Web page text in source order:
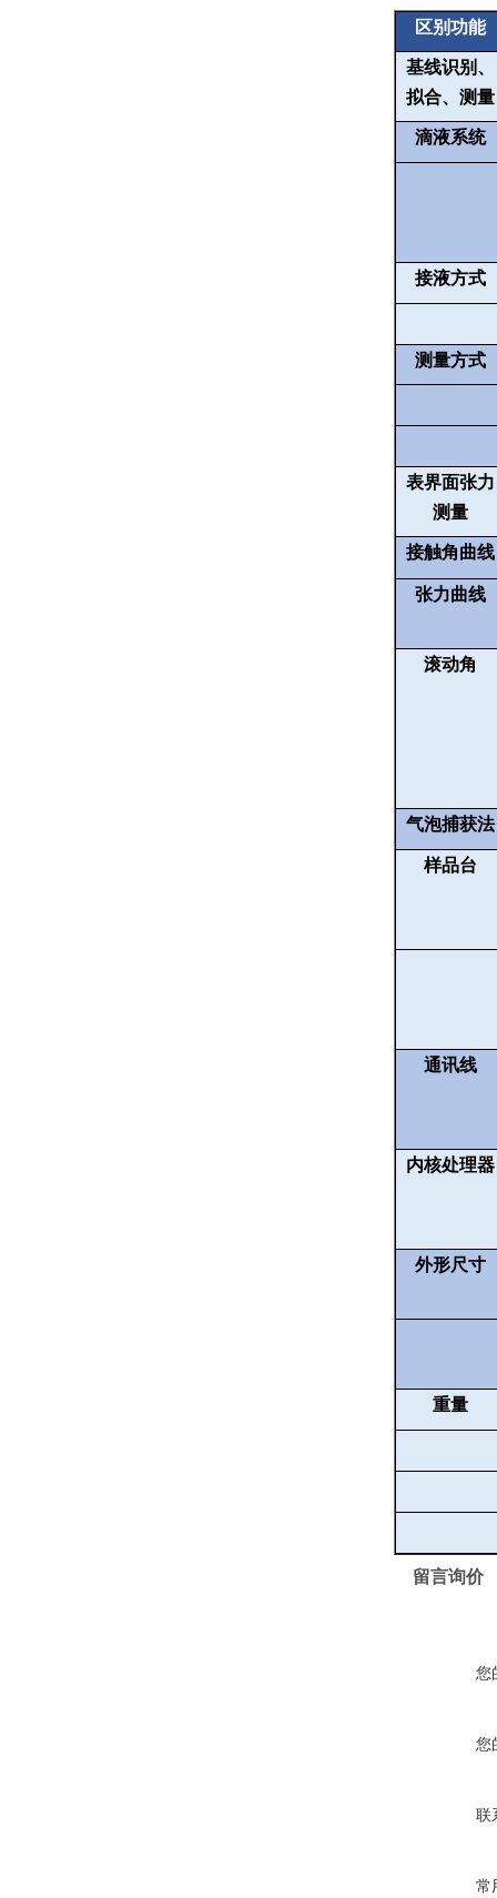
区别功能
基线识别、
拟合、测量
滴液系统
接液方式
测量方式
表界面张力
测量
接触角曲线
张力曲线
滚动角
气泡捕获法
样品台
通讯线
内核处理器
外形尺寸
重量
留言询价
您
您
联
常